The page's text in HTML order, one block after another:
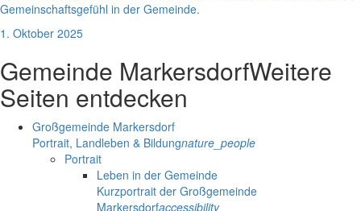
Gemeinschaftsgefühl in der Gemeinde.
1. Oktober 2025
Gemeinde MarkersdorfWeitere
Seiten entdecken
Großgemeinde Markersdorf
Portrait, Landleben & Bildungnature_people
Portrait
Leben in der Gemeinde
Kurzportrait der Großgemeinde
Markersdorfaccessibility